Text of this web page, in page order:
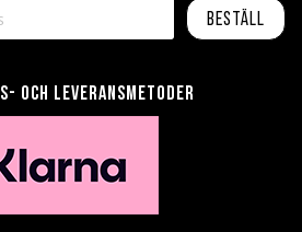
Beställ
och leveransmetoder